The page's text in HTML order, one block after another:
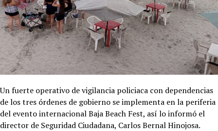
Un fuerte operativo de vigilancia policiaca con dependencias
de los tres órdenes de gobierno se implementa en la periferia
del evento internacional Baja Beach Fest, así lo informó el
director de Seguridad Ciudadana, Carlos Bernal Hinojosa.